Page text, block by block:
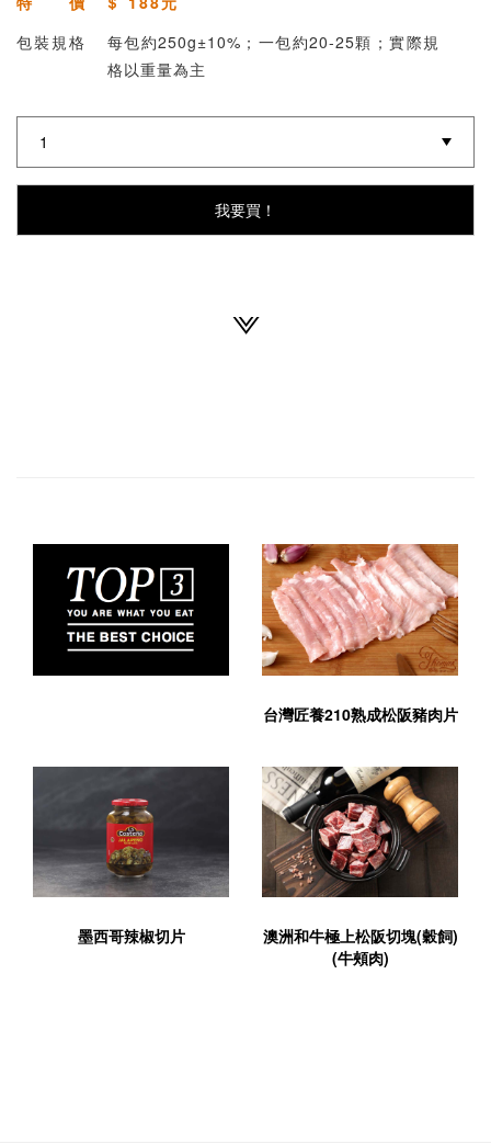
包裝規格
每包約250g±10%；一包約20-25顆；實際規
格以重量為主
我要買！
台灣匠養210熟成松阪豬肉片
墨西哥辣椒切片
澳洲和牛極上松阪切塊(穀飼)
(牛頰肉)